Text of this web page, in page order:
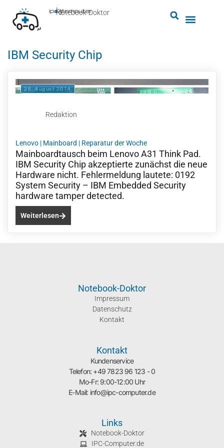
Notebook-Doktor
by
■
ipc-computer
IBM Security Chip
28. August 2014
Redaktion
Lenovo | Mainboard | Reparatur der Woche
Mainboardtausch beim Lenovo A31 Think Pad.
IBM Security Chip akzeptierte zunächst die neue
Hardware nicht. Fehlermeldung lautete: 0192
System Security – IBM Embedded Security
hardware tamper detected.
Weiterlesen
Notebook-Doktor
Impressum
Datenschutz
Kontakt
Kontakt
Kundenservice
Telefon: +49 7823 96 123 - 0
Mo-Fr: 9:00-12:00 Uhr
E-Mail: info@ipc-computer.de
Links
Notebook-Doktor
IPC-Computer.de